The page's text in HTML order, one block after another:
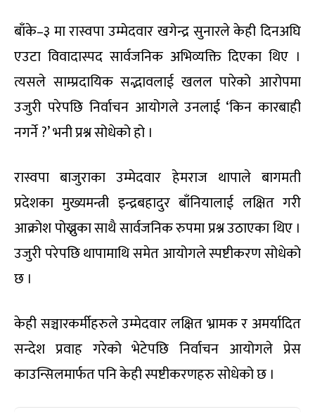
बाँके–३ मा रास्वपा उम्मेदवार खगेन्द्र सुनारले केही दिनअघि
एउटा विवादास्पद सार्वजनिक अभिव्यक्ति दिएका थिए ।
त्यसले साम्प्रदायिक सद्भावलाई खलल पारेको आरोपमा
उजुरी परेपछि निर्वाचन आयोगले उनलाई ‘किन कारबाही
नगर्ने ?’ भनी प्रश्न सोधेको हो ।
रास्वपा बाजुराका उम्मेदवार हेमराज थापाले बागमती
प्रदेशका मुख्यमन्त्री इन्द्रबहादुर बाँनियालाई लक्षित गरी
आक्रोश पोख्नुका साथै सार्वजनिक रुपमा प्रश्न उठाएका थिए ।
उजुरी परेपछि थापामाथि समेत आयोगले स्पष्टीकरण सोधेको
छ ।
केही सञ्चारकर्मीहरुले उम्मेदवार लक्षित भ्रामक र अमर्यादित
सन्देश प्रवाह गरेको भेटेपछि निर्वाचन आयोगले प्रेस
काउन्सिलमार्फत पनि केही स्पष्टीकरणहरु सोधेको छ ।